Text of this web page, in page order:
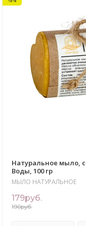
Натуральное мыло,
Воды, 100 гр
МЫЛО НАТУРАЛЬНОЕ
179руб.
190руб.